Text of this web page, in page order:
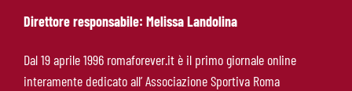
Calciomercato Roma, scout a Praga per
Fofana: il prezzo fissato dal Lione
Direttore responsabile: Melissa Landolina
Dal 19 aprile 1996 romaforever.it è il primo giornale online
interamente dedicato all’ Associazione Sportiva Roma